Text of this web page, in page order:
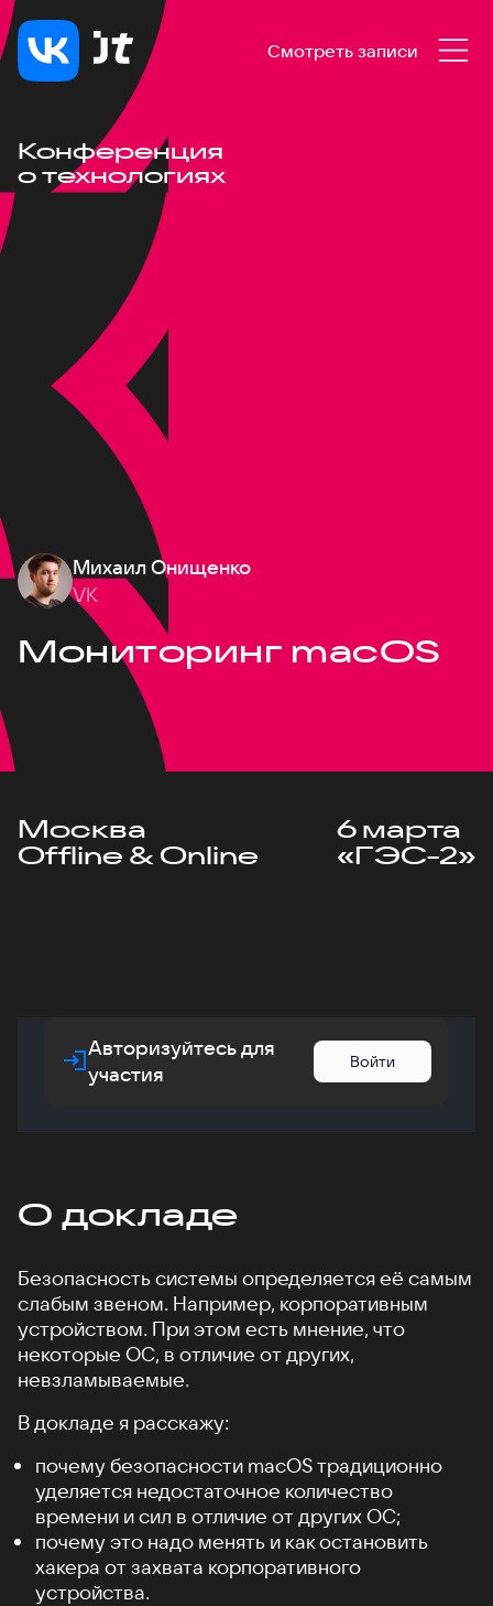
Смотреть записи
Конференция
о технологиях
Михаил Онищенко
VK
Мониторинг macOS
Москва
Offline & Online
6 марта
«ГЭС-2»
Авторизуйтесь для
участия
Войти
О докладе
Безопасность системы определяется её самым
слабым звеном. Например, корпоративным
устройством. При этом есть мнение, что
некоторые ОС, в отличие от других,
невзламываемые.
В докладе я расскажу:
почему безопасности macOS традиционно
уделяется недостаточное количество
времени и сил в отличие от других ОС;
почему это надо менять и как остановить
хакера от захвата корпоративного
устройства.